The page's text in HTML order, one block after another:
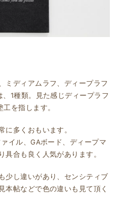
ミディアムラフ、ディープラフ
1種類。見た感じディープラフ
を指します。
に多くおもいます。
イル、GAボード、ディープマ
具合も良く人気があります。
少し違いがあり、センシティブ
本帖などで色の違いも見て頂く